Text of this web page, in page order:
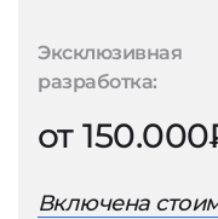
Эксклюзивная
разработка:
от
Включена